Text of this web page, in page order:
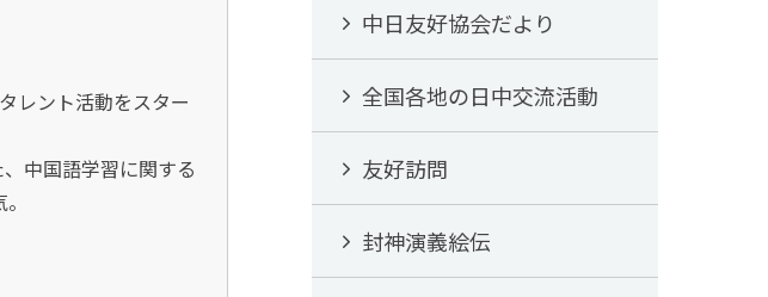
レント活動をスター
中国語学習に関する
中日友好協会だより
全国各地の日中交流活動
友好訪問
封神演義絵伝